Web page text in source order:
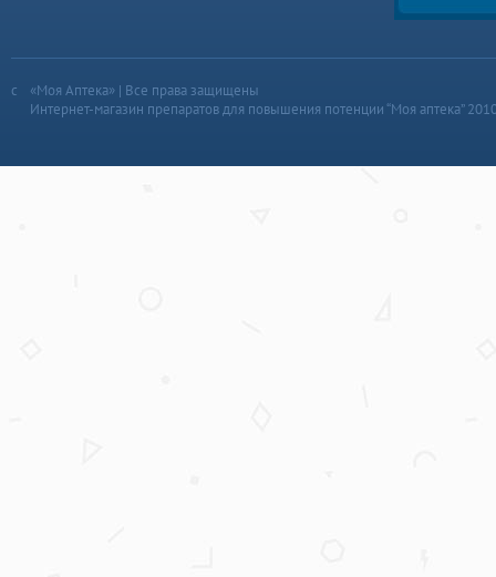
«Моя Аптека» | Все права защищены
Интернет-магазин препаратов для повышения потенции “Моя аптека”